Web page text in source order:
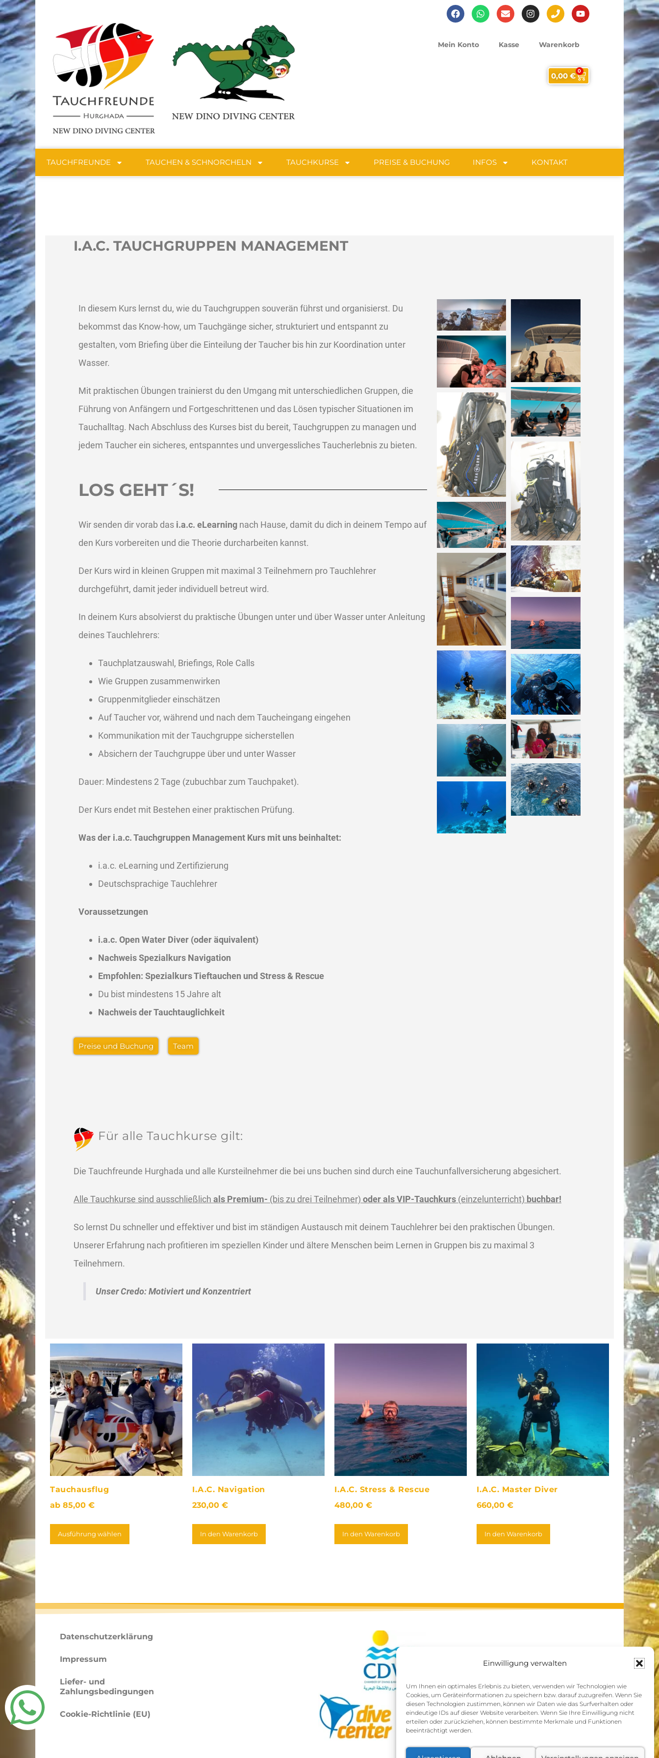
Einwilligung verwalten
Um Ihnen ein optimales Erlebnis zu bieten, verwenden wir Technologien wie
Cookies, um Geräteinformationen zu speichern bzw. darauf zuzugreifen. Wenn Sie
diesen Technologien zustimmen, können wir Daten wie das Surfverhalten oder
eindeutige IDs auf dieser Website verarbeiten. Wenn Sie Ihre Einwilligung nicht
erteilen oder zurückziehen, können bestimmte Merkmale und Funktionen
beeinträchtigt werden.
Mein Konto Kasse Warenkorb
0,00 €
0
TAUCHFREUNDE TAUCHEN & SCHNORCHELN TAUCHKURSE PREISE & BUCHUNG INFOS KONTAKT
I.A.C. TAUCHGRUPPEN MANAGEMENT
In diesem Kurs lernst du, wie du Tauchgruppen souverän führst und organisierst. Du
bekommst das Know-how, um Tauchgänge sicher, strukturiert und entspannt zu
gestalten, vom Briefing über die Einteilung der Taucher bis hin zur Koordination unter
Wasser.
Mit praktischen Übungen trainierst du den Umgang mit unterschiedlichen Gruppen, die
Führung von Anfängern und Fortgeschrittenen und das Lösen typischer Situationen im
Tauchalltag. Nach Abschluss des Kurses bist du bereit, Tauchgruppen zu managen und
jedem Taucher ein sicheres, entspanntes und unvergessliches Taucherlebnis zu bieten.
LOS GEHT´S!
Wir senden dir vorab das i.a.c. eLearning nach Hause, damit du dich in deinem Tempo auf
den Kurs vorbereiten und die Theorie durcharbeiten kannst.
Der Kurs wird in kleinen Gruppen mit maximal 3 Teilnehmern pro Tauchlehrer
durchgeführt, damit jeder individuell betreut wird.
In deinem Kurs absolvierst du praktische Übungen unter und über Wasser unter Anleitung
deines Tauchlehrers:
Tauchplatzauswahl, Briefings, Role Calls
Wie Gruppen zusammenwirken
Gruppenmitglieder einschätzen
Auf Taucher vor, während und nach dem Taucheingang eingehen
Kommunikation mit der Tauchgruppe sicherstellen
Absichern der Tauchgruppe über und unter Wasser
Dauer: Mindestens 2 Tage (zubuchbar zum Tauchpaket).
Der Kurs endet mit Bestehen einer praktischen Prüfung.
Was der i.a.c. Tauchgruppen Management Kurs mit uns beinhaltet:
i.a.c. eLearning und Zertifizierung
Deutschsprachige Tauchlehrer
Voraussetzungen
i.a.c. Open Water Diver (oder äquivalent)
Nachweis Spezialkurs Navigation
Empfohlen: Spezialkurs Tieftauchen und Stress & Rescue
Du bist mindestens 15 Jahre alt
Nachweis der Tauchtauglichkeit
Preise und Buchung Team
Für alle Tauchkurse gilt:
Die Tauchfreunde Hurghada und alle Kursteilnehmer die bei uns buchen sind durch eine Tauchunfallversicherung abgesichert.
Alle Tauchkurse sind ausschließlich als Premium- (bis zu drei Teilnehmer) oder als VIP-Tauchkurs (einzelunterricht) buchbar!
So lernst Du schneller und effektiver und bist im ständigen Austausch mit deinem Tauchlehrer bei den praktischen Übungen.
Unserer Erfahrung nach profitieren im speziellen Kinder und ältere Menschen beim Lernen in Gruppen bis zu maximal 3
Teilnehmern.
Unser Credo: Motiviert und Konzentriert
Tauchausflug
ab 85,00 €
Ausführung wählen
I.A.C. Navigation
230,00 €
In den Warenkorb
I.A.C. Stress & Rescue
480,00 €
In den Warenkorb
I.A.C. Master Diver
660,00 €
In den Warenkorb
Datenschutzerklärung
Impressum
Liefer- und
Zahlungsbedingungen
Cookie-Richtlinie (EU)